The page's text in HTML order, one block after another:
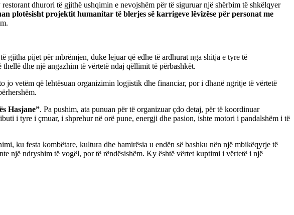
dhurori të gjithë ushqimin e nevojshëm për të siguruar një shërbim të shkëlqyer
plotësisht projektit humanitar të blerjes së karrigeve lëvizëse për personat me
gjitha pijet për mbrëmjen, duke lejuar që edhe të ardhurat nga shitja e tyre të
dhe një angazhim të vërtetë ndaj qëllimit të përbashkët.
vetëm që lehtësuan organizimin logjistik dhe financiar, por i dhanë ngritje të vërtetë
Hasjane”. Pa pushim, ata punuan për të organizuar çdo detaj, për të koordinuar
i tyre i çmuar, i shprehur në orë pune, energji dhe pasion, ishte motori i pandalshëm i të
ku festa kombëtare, kultura dhe bamirësia u endën së bashku nën një mbikëqyrje të
një ndryshim të vogël, por të rëndësishëm. Ky është vërtet kuptimi i vërtetë i një